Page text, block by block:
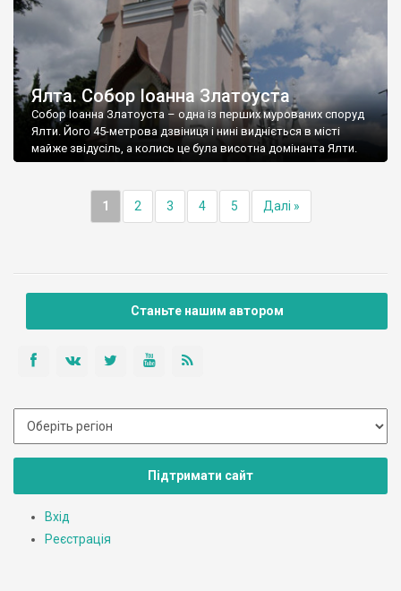
Ялта. Собор Іоанна Златоуста
Собор Іоанна Златоуста – одна із перших мурованих споруд
Ялти. Його 45-метрова дзвіниця і нині видніється в місті
майже звідусіль, а колись це була висотна домінанта Ялти.
1 2 3 4 5 Далі »
Станьте нашим автором
Підтримати сайт
Вхід
Реєстрація